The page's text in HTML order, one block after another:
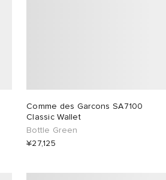
Comme des Garcons SA7100
Classic Wallet
Bottle Green
¥27,125